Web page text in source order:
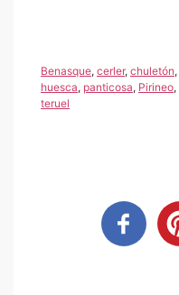
Benasque, cerler, chuletón,
huesca, panticosa, Pirineo,
teruel